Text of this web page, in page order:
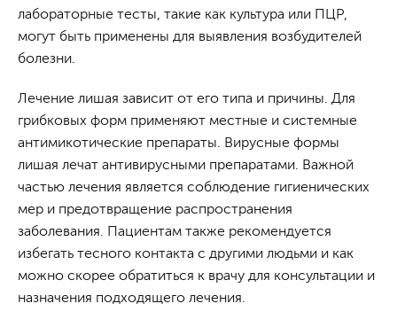
лабораторные тесты, такие как культура или ПЦР,
могут быть применены для выявления возбудителей
болезни.
Лечение лишая зависит от его типа и причины. Для
грибковых форм применяют местные и системные
антимикотические препараты. Вирусные формы
лишая лечат антивирусными препаратами. Важной
частью лечения является соблюдение гигиенических
мер и предотвращение распространения
заболевания. Пациентам также рекомендуется
избегать тесного контакта с другими людьми и как
можно скорее обратиться к врачу для консультации и
назначения подходящего лечения.